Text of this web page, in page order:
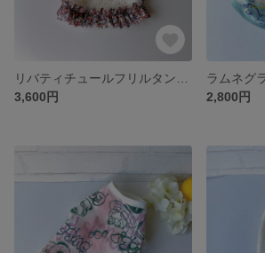
3,600円
2,800円